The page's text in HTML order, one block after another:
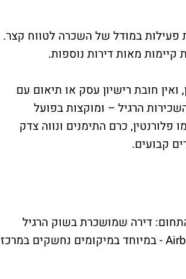
בלבד יש כיום בין 8,500 ל־10 אלף דירות פעילות במודל של השכרה לטווח קצר.
חובת רישיון עסק או תיאום עם
הרגיל – ומוקצות בפועל
פלורנטין, כרם התימנים ונווה צדק
קבועים.
דירה שמושכרת בשוק הרגיל
ב־5,000 שקל לחודש יכולה, על פניו, להכניס פי שלושה דרך Airbnb - במיוחד במיקומים נחשקים במרכז